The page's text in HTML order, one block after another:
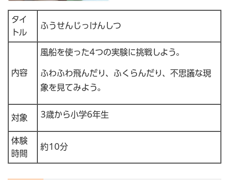
タイ
トル
ふうせんじっけんしつ
内容
風船を使った4つの実験に挑戦しよう。
ふわふわ飛んだり、ふくらんだり、不思議な現
象を見てみよう。
対象 3歳から小学6年生
体験
時間
約10分